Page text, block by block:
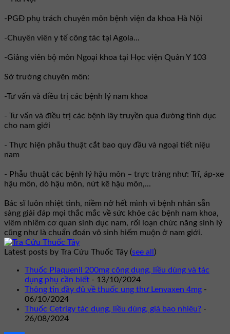
-PGĐ phụ trách chuyên môn bệnh viện đa khoa Hà Nội
-Chuyên viên y tế công tác tại Agola...
-Giảng viên bộ môn Ngoại khoa tại Học viện Quân Y 103
Sở trưởng chuyên môn:
-Tư vấn và điều trị các bệnh lý nam khoa
- Tư vấn và điều trị các bệnh lây truyền qua đường tình dục
cho nam giới
- Thực hiện phẫu thuật cắt bao quy đầu và ngoại tiết niệu
nam
- Phẫu thuật các bệnh lý hậu môn – trực tràng như: Trĩ, áp-xe
hậu môn, dò hậu môn, nứt kẽ hậu môn,...
Bác sĩ luôn nhiệt tình, niềm nở hết mình vì bệnh nhân sẵn
sàng giải đáp mọi thắc mắc về sức khỏe các bệnh nam khoa,
viêm nhiễm cơ quan sinh dục nam, rối loạn chức năng sinh lý
cũng như là chuẩn đoán vô sinh hiếm muộn ở nam giới.
Latest posts by Tra Cứu Thuốc Tây (see all )
Thuốc Plaquenil 200mg công dụng, liều dùng và tác
dụng phụ cần biết - 13/10/2024
Thông tin đầy đủ về thuốc ung thư Lenvaxen 4mg -
06/10/2024
Thuốc Cetrigy tác dụng, liều dùng, giá bao nhiêu? -
26/08/2024